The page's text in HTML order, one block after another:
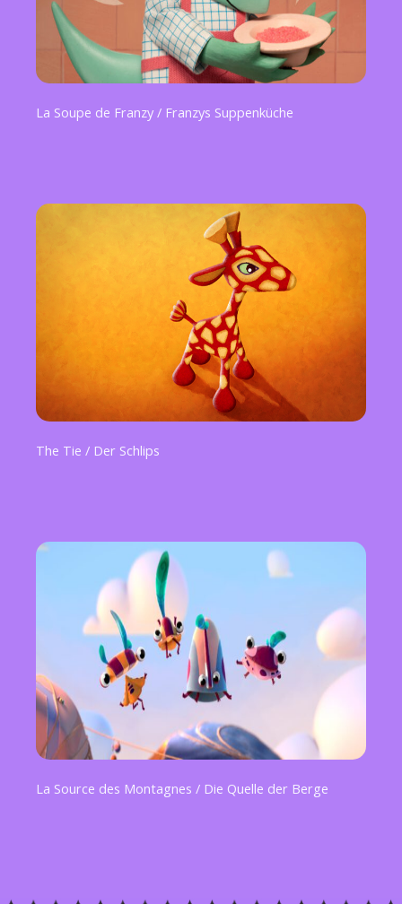
La Soupe de Franzy / Franzys Suppenküche
The Tie / Der Schlips
La Source des Montagnes / Die Quelle der Berge